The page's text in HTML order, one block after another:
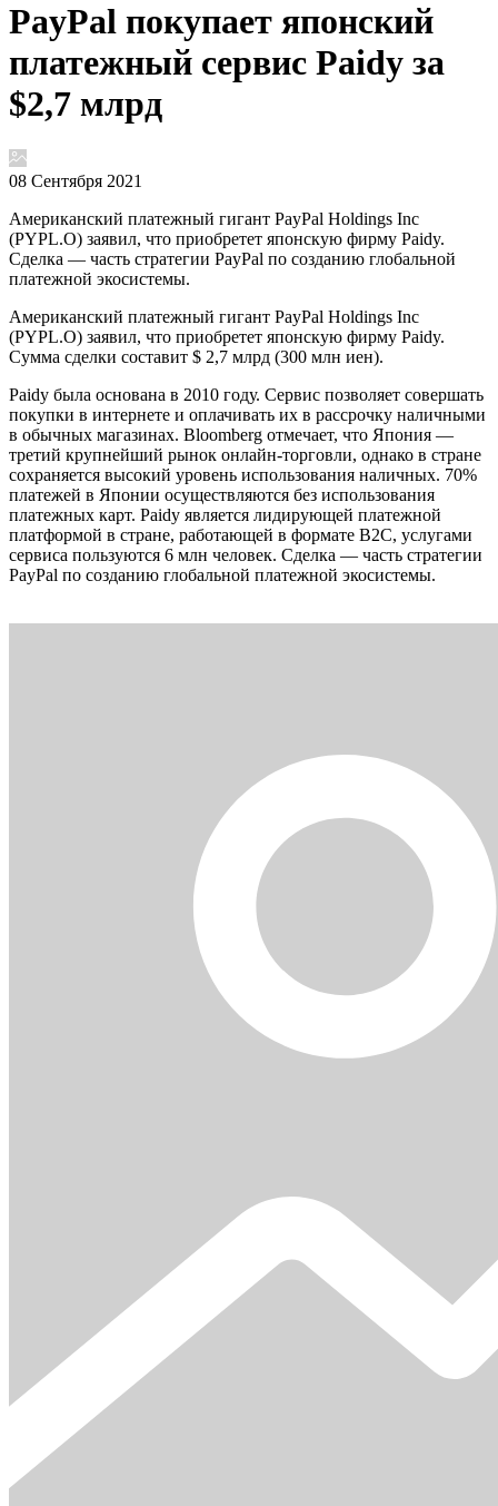
PayPal покупает японский
платежный сервис Paidy за
$2,7 млрд
08 Сентября 2021
Американский платежный гигант PayPal Holdings Inc
(PYPL.O) заявил, что приобретет японскую фирму Paidy.
Сделка — часть стратегии PayPal по созданию глобальной
платежной экосистемы.
Американский платежный гигант PayPal Holdings Inc
(PYPL.O) заявил, что приобретет японскую фирму Paidy.
Сумма сделки составит $ 2,7 млрд (300 млн иен).
Paidy была основана в 2010 году. Сервис позволяет совершать
покупки в интернете и оплачивать их в рассрочку наличными
в обычных магазинах. Bloomberg отмечает, что Япония —
третий крупнейший рынок онлайн-торговли, однако в стране
сохраняется высокий уровень использования наличных. 70%
платежей в Японии осуществляются без использования
платежных карт. Paidy является лидирующей платежной
платформой в стране, работающей в формате B2C, услугами
сервиса пользуются 6 млн человек. Сделка — часть стратегии
PayPal по созданию глобальной платежной экосистемы.